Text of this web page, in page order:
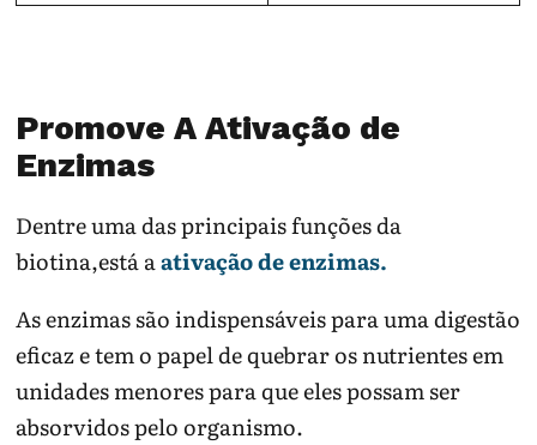
Promove A Ativação de
Enzimas
Dentre uma das principais funções da
biotina,está aativação de enzimas.
As enzimas são indispensáveis para uma digestão
eficaz e tem o papel de quebrar os nutrientes em
unidades menores para que eles possam ser
absorvidos pelo organismo.